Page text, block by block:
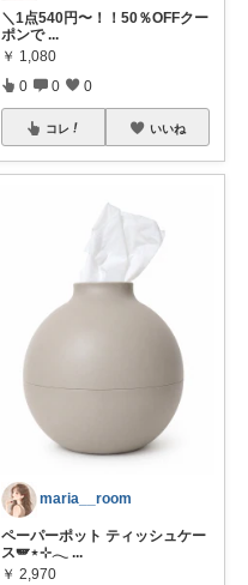
＼1点540円〜！！50％OFFクー
ポンで ...
￥ 1,080
0 0 0
コレ いいね
maria__room
ペーパーポット ティッシュケー
ス🪽⋆⊹𓂃 ...
￥ 2,970